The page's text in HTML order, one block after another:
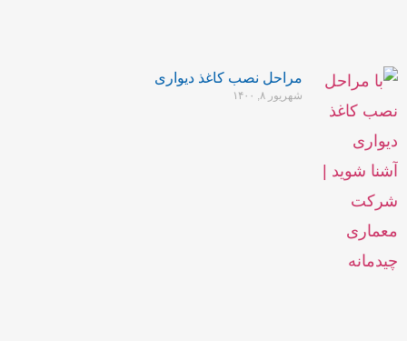
مراحل نصب کاغذ دیواری
شهریور ۸, ۱۴۰۰